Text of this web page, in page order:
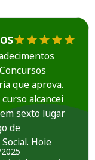
o Aprova
que aprova.
alcancei
sexto lugar
de
Hoje
na